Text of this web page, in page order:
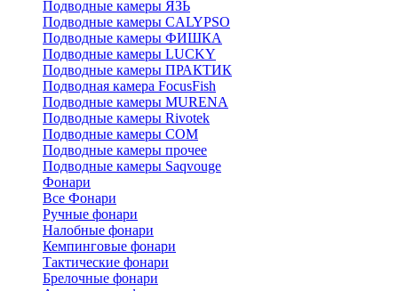
Подводные камеры ЯЗЬ
Подводные камеры CALYPSO
Подводные камеры ФИШКА
Подводные камеры LUCKY
Подводные камеры ПРАКТИК
Подводная камера FocusFish
Подводные камеры MURENA
Подводные камеры Rivotek
Подводные камеры СОМ
Подводные камеры прочее
Подводные камеры Saqvouge
Фонари
Все Фонари
Ручные фонари
Налобные фонари
Кемпинговые фонари
Тактические фонари
Брелочные фонари